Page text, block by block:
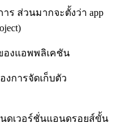
ร ส่วนมากจะตั้งว่า app
องแอพพลิเคชัน
งการจัดเก็บตัว
ดเวอร์ชั่นแอนดรอยส์ขั้น